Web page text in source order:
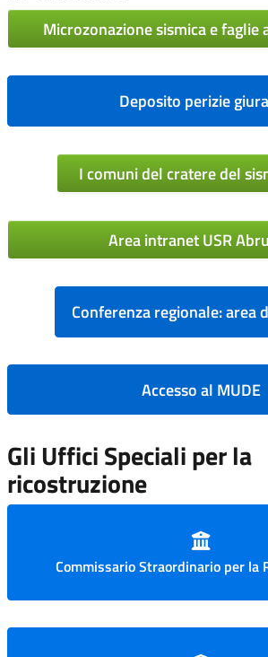
Microzonazione sismica e faglie
Deposito perizie
I comuni del cratere del
Area intranet USR
Conferenza regionale: area
Accesso al MUDE
Gli Uffici Speciali per la
ricostruzione
Commissario Straordinario per la